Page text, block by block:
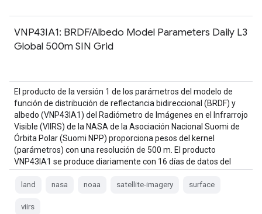
VNP43IA1: BRDF/Albedo Model Parameters Daily L3
Global 500m SIN Grid
El producto de la versión 1 de los parámetros del modelo de
función de distribución de reflectancia bidireccional (BRDF) y
albedo (VNP43IA1) del Radiómetro de Imágenes en el Infrarrojo
Visible (VIIRS) de la NASA de la Asociación Nacional Suomi de
Órbita Polar (Suomi NPP) proporciona pesos del kernel
(parámetros) con una resolución de 500 m. El producto
VNP43IA1 se produce diariamente con 16 días de datos del
land nasa noaa satellite-imagery surface
viirs